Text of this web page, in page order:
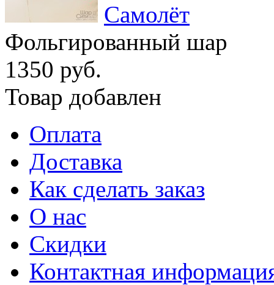
Самолёт
Фольгированный шар
1350 руб.
Товар добавлен
Оплата
Доставка
Как сделать заказ
О нас
Скидки
Контактная